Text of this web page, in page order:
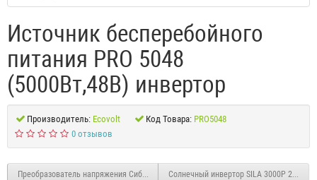
Источник бесперебойного
питания PRO 5048
(5000Вт,48В) инвертор
Производитель: Ecovolt Код Товара: PRO5048
0 отзывов
Преобразователь напряжения СибВольт 3012 УСолнечный инвертор SILA 3000Р 24В